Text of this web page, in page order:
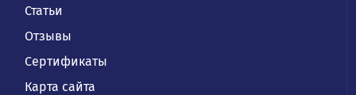
Статьи
Отзывы
Сертификаты
Карта сайта